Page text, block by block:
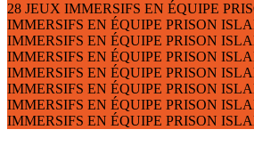
28 JEUX IMMERSIFS EN ÉQUIPE
IMMERSIFS EN ÉQUIPE PRISON
IMMERSIFS EN ÉQUIPE PRISON
IMMERSIFS EN ÉQUIPE PRISON
IMMERSIFS EN ÉQUIPE PRISON
IMMERSIFS EN ÉQUIPE PRISON
IMMERSIFS EN ÉQUIPE PRISON
IMMERSIFS EN ÉQUIPE PRISON